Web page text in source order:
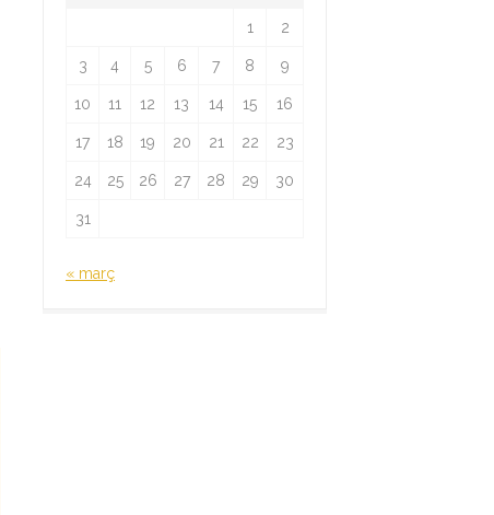
1 2
3 4 5 6 7 8 9
10 11 12 13 14 15 16
17 18 19 20 21 22 23
24 25 26 27 28 29 30
31
« març